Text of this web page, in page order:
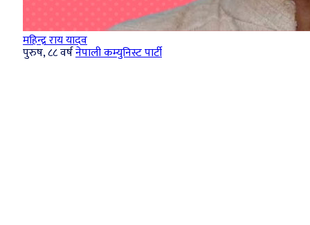
महिन्द्र राय यादव
पुरुष, ८८ वर्षनेपाली कम्युनिस्ट पार्टी